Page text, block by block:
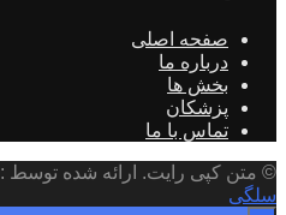
صفحه اصلی
درباره ما
بخش ها
پزشکان
تماس با ما
© متن کپی رایت. ارائه شده توسط :
سلگی